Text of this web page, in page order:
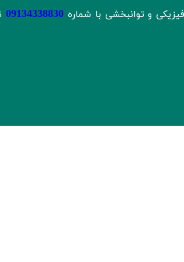
و توانبخشی با شماره09134338830